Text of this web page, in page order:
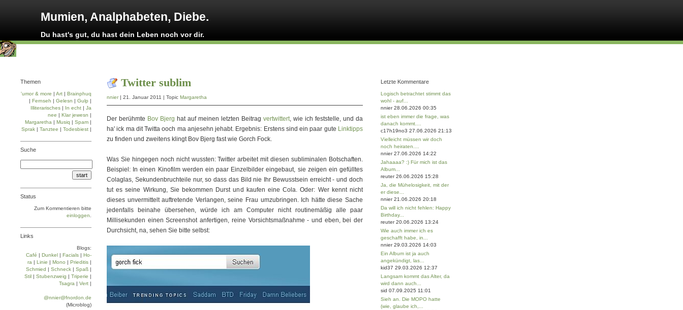
Mumien, Analphabeten, Diebe.
Du hast's gut, du hast dein Leben noch vor dir.
Twitter sublim
nnier| 21. Januar 2011 | Topic Margaretha
Der berühmte Bov Bjerg hat auf meinen letzten Beitrag vertwittert, wie ich feststelle, und da
ha' ick ma dit Twitta ooch ma anjesehn jehabt. Ergebnis: Erstens sind ein paar gute Linktipps
zu finden und zweitens klingt Bov Bjerg fast wie Gorch Fock.
Was Sie hingegen noch nicht wussten: Twitter arbeitet mit diesen subliminalen Botschaften.
Beispiel: In einen Kinofilm werden ein paar Einzelbilder eingebaut, sie zeigen ein gefülltes
Colaglas, Sekundenbruchteile nur, so dass das Bild nie Ihr Bewusstsein erreicht - und doch
tut es seine Wirkung, Sie bekommen Durst und kaufen eine Cola. Oder: Wer kennt nicht
dieses unvermittelt auftretende Verlangen, seine Frau umzubringen. Ich hätte diese Sache
jedenfalls beinahe übersehen, würde ich am Computer nicht routinemäßig alle paar
Millisekunden einen Screenshot anfertigen, reine Vorsichtsmaßnahme - und eben, bei der
Durchsicht, na, sehen Sie bitte selbst:
Themen
'umor & more | Art | Brainphuq
| Fernseh | Gelesn | Gulp |
Illiterarisches | In echt | Ja
nee | Klar jewesn |
Margaretha | Musiq | Spam |
Sprak | Tanztee | Todesbiest |
Suche
Status
Zum Kommentieren bitte
einloggen
Links
Blogs:
Café | Dun­kel | Facials | Ho­
ra | Linie | Mo­no | Prie­di­tis |
Schmied | Schneck | Spaß |
Stil | Stu­ben­zweig | Tri­pe­rie |
Tsa­gra | Vert |
@nnier@fnordon.de
(Microblog)
Letzte Kommentare
Logisch betrachtet stimmt das
wohl - auf...
nnier 28.06.2026 00:35
ist eben immer die frage, was
danach kommt....
c17h19no3 27.06.2026 21:13
Vielleicht müssen wir doch
noch heiraten....
nnier 27.06.2026 14:22
Jahaaaa? :) Für mich ist das
Album...
reuter 26.06.2026 15:28
Ja, die Mühelosigkeit, mit der
er diese...
nnier 21.06.2026 20:18
Da will ich nicht fehlen: Happy
Birthday...
reuter 20.06.2026 13:24
Wie auch immer ich es
geschafft habe, in...
nnier 29.03.2026 14:03
Ein Album ist ja auch
angekündigt, las...
kid37 29.03.2026 12:37
Langsam kommt das Alter, da
wird dann auch...
sid 07.09.2025 11:01
Sieh an. Die MOPO hatte
(wie, glaube ich,...